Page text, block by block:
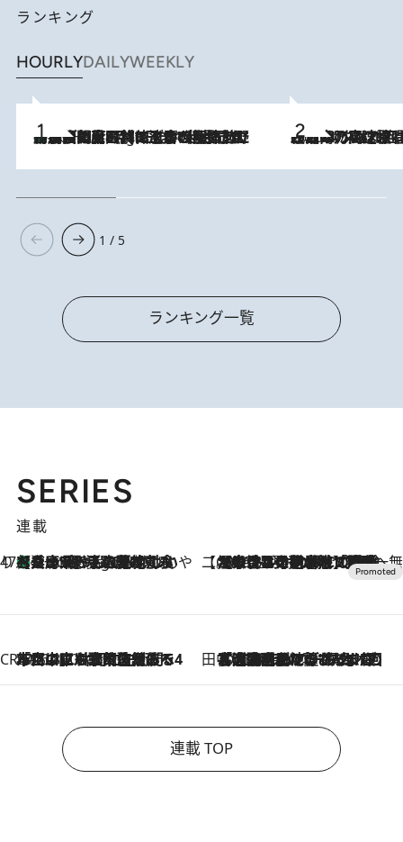
ランキング
HOURLYDAILYWEEKLY
10 Hours Ago
「最後に見られてよかった」上野動物園の東園パンダ舎が解体前に特別公開。8月16日まで延長されたパネル展と共に辿る“半世紀”のパンダ飼育《解体工事の図面あり》 2026.8.7
「湘南乃風に憧れて」観客大盛上がりの“タオル回し”に、ラッパー顔負けの高速歌唱まで…さだまさし（74）のアグレッシブすぎる現在地
1 / 5
ランキング一覧
SERIES
連載
47都道府県の手みやげ ひんやりスイーツで夏を満喫
9 Hours Ago
【兵庫県】この夏絶対食べたい 冷やしておいしいおやつ3選 淡路島の恵みをジェラートに集約 【CREA×星野リゾート】唯一無二。癒しと発見が待つ場所へ
2026.8.7
【トンボの足水浴】ヒノキの香りに包まれて涼感マックス！約13℃の湧水かけ流しを避暑地「星野温泉 トンボの湯」で体験
CREA'S CHOICE
2026.8.7
「立川にも歌舞伎があるんだよ」 片岡仁左衛門・市川中車ら豪華座組みで4年目の立川立飛歌舞伎へ 田中稲の勝手に再ブーム
2026.8.7
「湘南乃風に憧れて」観客大盛上がりの“タオル回し”に、ラッパー顔負けの高速歌唱まで…さだまさし（74）のアグレッシブすぎる現在地
連載 TOP